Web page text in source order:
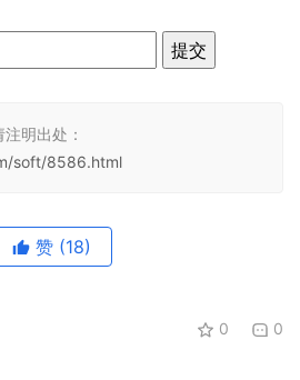
明出处：
soft/8586.html
赞 (18)
0 0